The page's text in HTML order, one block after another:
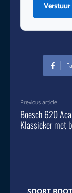
Previous article
Boesch 620
Klassieker met